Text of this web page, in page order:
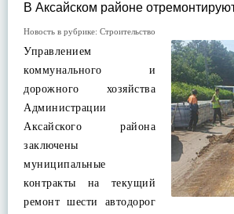
В Аксайском районе
Новость в рубрике: Строительство
Управлением
коммунального и
дорожного хозяйства
Администрации
Аксайского района
заключены
муниципальные
контракты на текущий
ремонт шести автодорог